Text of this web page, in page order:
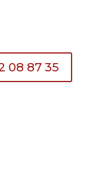
08 87 35